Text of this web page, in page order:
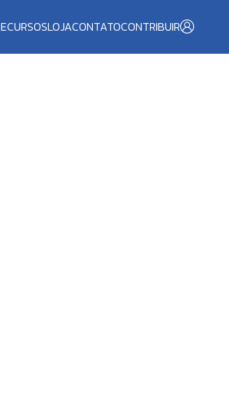
LOJACONTATOCONTRIBUIR